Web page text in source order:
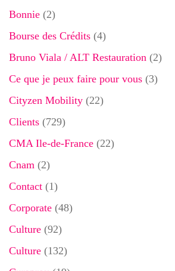
Bonnie (2)
Bourse des Crédits (4)
Bruno Viala / ALT Restauration (2)
Ce que je peux faire pour vous (3)
Cityzen Mobility (22)
Clients (729)
CMA Ile-de-France (22)
Cnam (2)
Contact (1)
Corporate (48)
Culture (92)
Culture (132)